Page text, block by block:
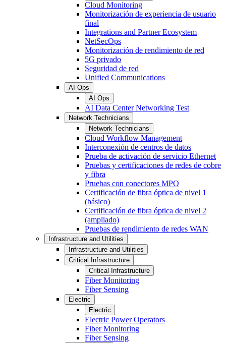
Cloud Monitoring
Monitorización de experiencia de usuario
final
Integrations and Partner Ecosystem
NetSecOps
Monitorización de rendimiento de red
5G privado
Seguridad de red
Unified Communications
AI Ops
AI Ops
AI Data Center Networking Test
Network Technicians
Network Technicians
Cloud Workflow Management
Interconexión de centros de datos
Prueba de activación de servicio Ethernet
Pruebas y certificaciones de redes de cobre
y fibra
Pruebas con conectores MPO
Certificación de fibra óptica de nivel 1
(básico)
Certificación de fibra óptica de nivel 2
(ampliado)
Pruebas de rendimiento de redes WAN
Infrastructure and Utilities
Infrastructure and Utilities
Critical Infrastructure
Critical Infrastructure
Fiber Monitoring
Fiber Sensing
Electric
Electric
Electric Power Operators
Fiber Monitoring
Fiber Sensing